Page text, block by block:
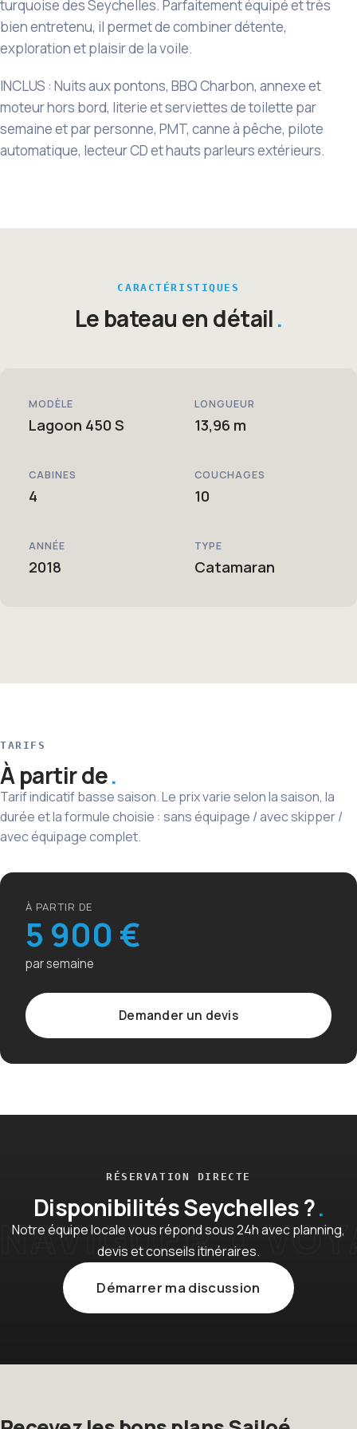
turquoise des Seychelles. Parfaitement équipé et très
bien entretenu, il permet de combiner détente,
exploration et plaisir de la voile.
INCLUS : Nuits aux pontons, BBQ Charbon, annexe et
moteur hors bord, literie et serviettes de toilette par
semaine et par personne, PMT, canne à pêche, pilote
automatique, lecteur CD et hauts parleurs extérieurs.
CARACTÉRISTIQUES
Le bateau en détail
MODÈLE
Lagoon 450 S
LONGUEUR
13,96 m
CABINES
4
COUCHAGES
10
ANNÉE
2018
TYPE
Catamaran
TARIFS
À partir de
Tarif indicatif basse saison. Le prix varie selon la saison, la
durée et la formule choisie : sans équipage / avec skipper /
avec équipage complet.
À PARTIR DE
5 900 €
par semaine
Demander un devis
RÉSERVATION DIRECTE
Disponibilités Seychelles ?
Notre équipe locale vous répond sous 24h avec planning,
devis et conseils itinéraires.
Démarrer ma discussion